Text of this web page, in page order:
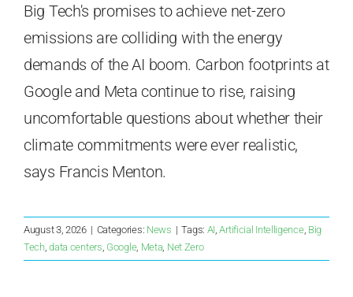
Big Tech's promises to achieve net-zero
emissions are colliding with the energy
demands of the AI boom. Carbon footprints at
Google and Meta continue to rise, raising
uncomfortable questions about whether their
climate commitments were ever realistic,
says Francis Menton.
August 3, 2026 | Categories: News | Tags: AI ,Artificial Intelligence, Big
Tech,data centers Google, Meta Net Zero